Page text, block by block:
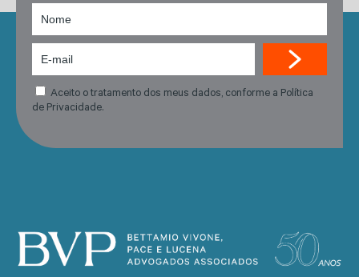
Aceito o tratamento dos meus dados, conforme a Política
de Privacidade.